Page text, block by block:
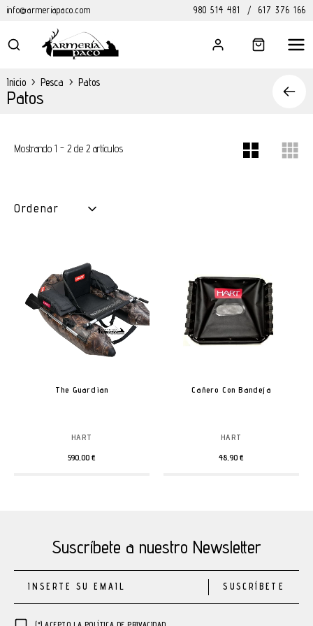
info@armeriapaco.com 980 514 481 / 617 376 166
Inicio > Pesca > Patos
Patos
Mostrando 1 - 2 de 2 artículos
Ordenar
The Guardian
HART
590,00 €
Cañero Con Bandeja
HART
48,90 €
Suscríbete a nuestro Newsletter
SUSCRÍBETE